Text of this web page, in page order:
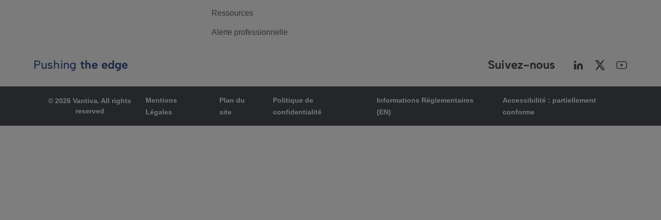
Ressources
Alerte professionnelle
Pushing the edge Suivez-nous
© 2026 Vantiva. All rights
reserved
Mentions
Légales
Plan du
site
Politique de
confidentialité
Informations Réglementaires
(EN)
Accessibilité : partiellement
conforme